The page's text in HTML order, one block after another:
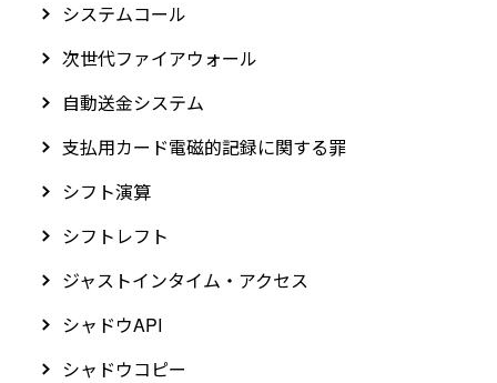
システムコール
次世代ファイアウォール
自動送金システム
支払用カード電磁的記録に関する罪
シフト演算
シフトレフト
ジャストインタイム・アクセス
シャドウAPI
シャドウコピー